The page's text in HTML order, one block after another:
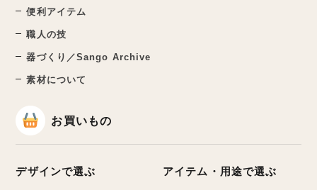
便利アイテム
職人の技
器づくり／Sango Archive
素材について
お買いもの
デザインで選ぶ アイテム・用途で選ぶ